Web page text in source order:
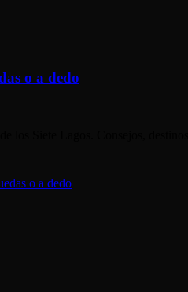
o a dedo
o a dedo